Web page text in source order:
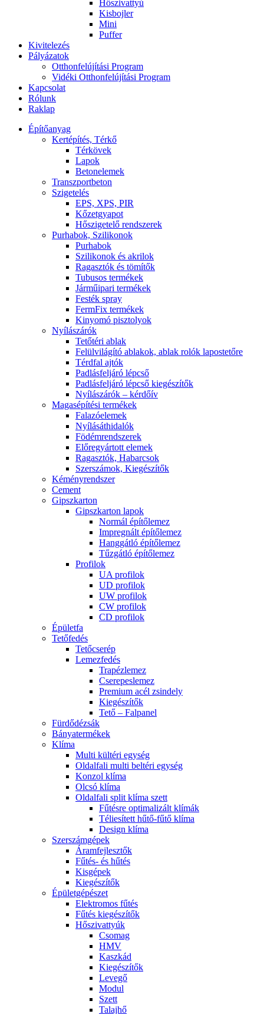
Hőszivattyú
Kisbojler
Mini
Puffer
Kivitelezés
Pályázatok
Otthonfelújítási Program
Vidéki Otthonfelújítási Program
Kapcsolat
Rólunk
Raklap
Építőanyag
Kertépítés, Térkő
Térkövek
Lapok
Betonelemek
Transzportbeton
Szigetelés
EPS, XPS, PIR
Kőzetgyapot
Hőszigetelő rendszerek
Purhabok, Szilikonok
Purhabok
Szilikonok és akrilok
Ragasztók és tömítők
Tubusos termékek
Járműipari termékek
Festék spray
FermFix termékek
Kinyomó pisztolyok
Nyílászárók
Tetőtéri ablak
Felülvilágító ablakok, ablak rolók lapostetőre
Térdfal ajtók
Padlásfeljáró lépcső
Padlásfeljáró lépcső kiegészítők
Nyílászárók – kérdőív
Magasépítési termékek
Falazóelemek
Nyílásáthidalók
Födémrendszerek
Előregyártott elemek
Ragasztók, Habarcsok
Szerszámok, Kiegészítők
Kéményrendszer
Cement
Gipszkarton
Gipszkarton lapok
Normál építőlemez
Impregnált építőlemez
Hanggátló építőlemez
Tűzgátló építőlemez
Profilok
UA profilok
UD profilok
UW profilok
CW profilok
CD profilok
Épületfa
Tetőfedés
Tetőcserép
Lemezfedés
Trapézlemez
Cserepeslemez
Premium acél zsindely
Kiegészítők
Tető – Falpanel
Fürdődézsák
Bányatermékek
Klíma
Multi kültéri egység
Oldalfali multi beltéri egység
Konzol klíma
Olcsó klíma
Oldalfali split klíma szett
Fűtésre optimalizált klímák
Téliesített hűtő-fűtő klíma
Design klíma
Szerszámgépek
Áramfejlesztők
Fűtés- és hűtés
Kisgépek
Kiegészítők
Épületgépészet
Elektromos fűtés
Fűtés kiegészítők
Hőszivattyúk
Csomag
HMV
Kaszkád
Kiegészítők
Levegő
Modul
Szett
Talajhő